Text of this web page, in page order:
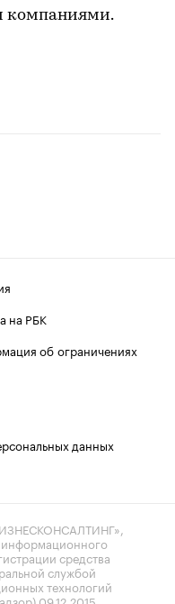
компаниями.
на РБК
об ограничениях
данных
средства
службой
технологий
09.12.2015